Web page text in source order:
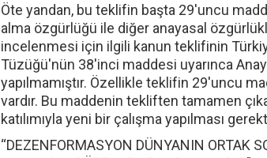
Öte yandan, bu teklifin başta 29'uncu
alma özgürlüğü ile diğer anayasal
incelenmesi için ilgili kanun teklifinin
Tüzüğü'nün 38'inci maddesi uyarınca
yapılmamıştır. Özellikle teklifin 29'uncu
vardır. Bu maddenin tekliften tamamen
katılımıyla yeni bir çalışma yapılması
“DEZENFORMASYON DÜNYANIN ORTAK